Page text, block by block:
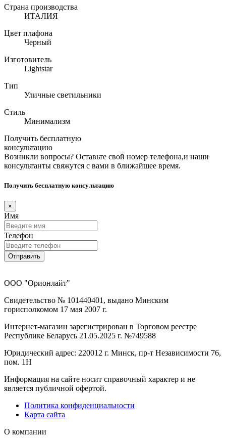
Страна производства
ИТАЛИЯ
Цвет плафона
Черный
Изготовитель
Lightstar
Тип
Уличные светильники
Стиль
Минимализм
Получить бесплатную
консультацию
Возникли вопросы? Оставьте свой номер телефона,и наши
консультанты свяжутся с вами в ближайшее время.
Получить бесплатную консультацию
×
Имя
Телефон
Отправить
ООО "Орионлайт"
Свидетельство № 101440401, выдано Минским
горисполкомом 17 мая 2007 г.
Интернет-магазин зарегистрирован в Торговом реестре
Республике Беларусь 21.05.2025 г. №749588
Юридический адрес: 220012 г. Минск, пр-т Независимости 76,
пом. 1Н
Информация на сайте носит справочный характер и не
является публичной офертой.
Политика конфиденциальности
Карта сайта
О компании